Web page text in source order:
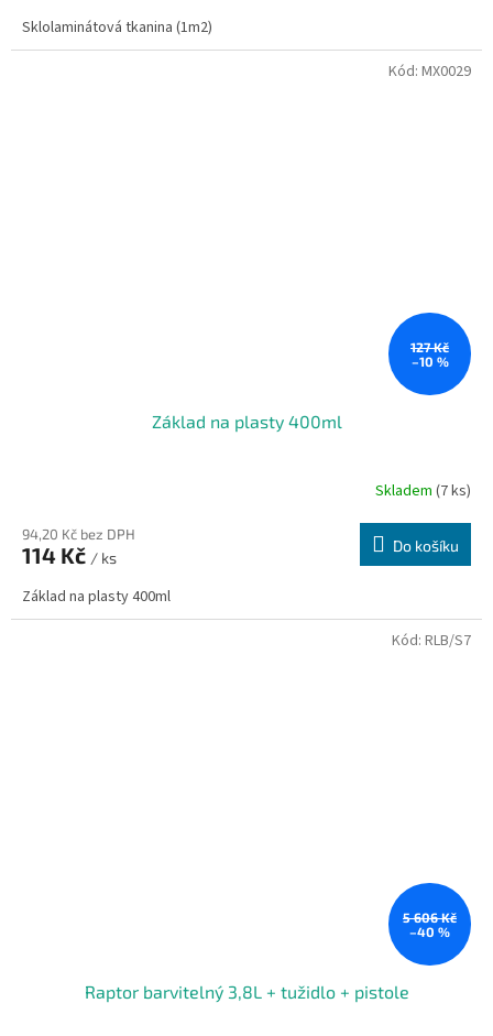
Sklolaminátová tkanina (1m2)
127 Kč
–10 %
Základ na plasty 400ml
Skladem (7 ks)
94,20 Kč bez DPH
114 Kč / ks
Do košíku
Základ na plasty 400ml
Kód: MX0029
5 606 Kč
–40 %
Raptor barvitelný 3,8L + tužidlo + pistole
Kód: RLB/S7